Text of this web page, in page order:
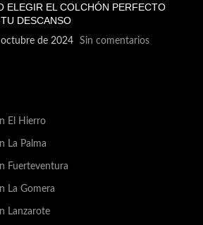
ELEGIR EL COLCHÓN PERFECTO
TU DESCANSO
de 2024 Sin comentarios
El Hierro
La Palma
Fuerteventura
La Gomera
Lanzarote